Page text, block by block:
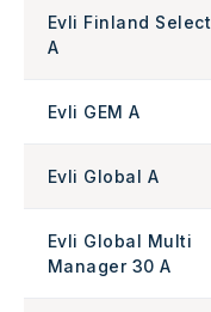
Evli Finland Select
A
Evli GEM A
Evli Global A
Evli Global Multi
Manager 30 A